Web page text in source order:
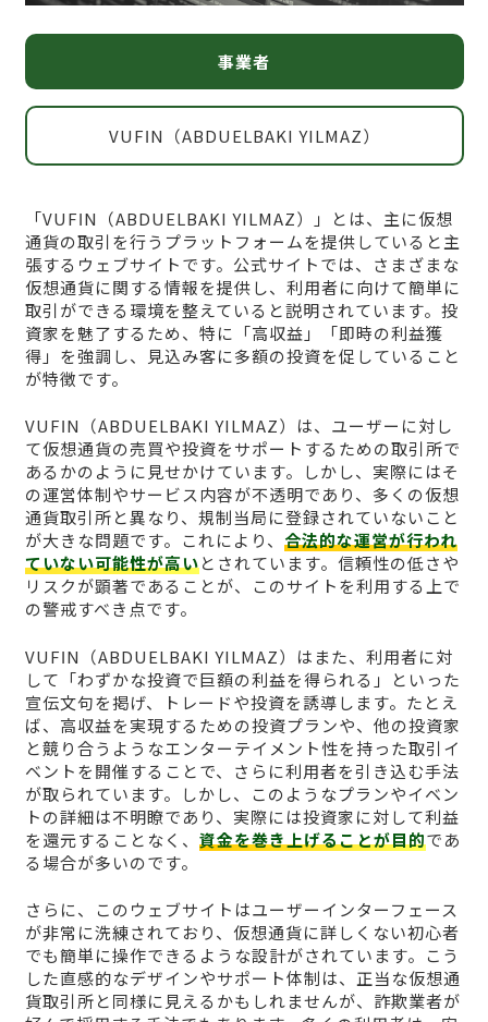
事業者
VUFΙN（ABDUELBAKI YILMAZ）
「VUFΙN（ABDUELBAKI YILMAZ）」とは、主に仮想
通貨の取引を行うプラットフォームを提供していると主
張するウェブサイトです。公式サイトでは、さまざまな
仮想通貨に関する情報を提供し、利用者に向けて簡単に
取引ができる環境を整えていると説明されています。投
資家を魅了するため、特に「高収益」「即時の利益獲
得」を強調し、見込み客に多額の投資を促していること
が特徴です。
VUFΙN（ABDUELBAKI YILMAZ）は、ユーザーに対し
て仮想通貨の売買や投資をサポートするための取引所で
あるかのように見せかけています。しかし、実際にはそ
の運営体制やサービス内容が不透明であり、多くの仮想
通貨取引所と異なり、規制当局に登録されていないこと
が大きな問題です。これにより、 合法的な運営が行われ
ていない可能性が高いとされています。信頼性の低さや
リスクが顕著であることが、このサイトを利用する上で
の警戒すべき点です。
VUFΙN（ABDUELBAKI YILMAZ）はまた、利用者に対
して「わずかな投資で巨額の利益を得られる」といった
宣伝文句を掲げ、トレードや投資を誘導します。たとえ
ば、高収益を実現するための投資プランや、他の投資家
と競り合うようなエンターテイメント性を持った取引イ
ベントを開催することで、さらに利用者を引き込む手法
が取られています。しかし、このようなプランやイベン
トの詳細は不明瞭であり、実際には投資家に対して利益
を還元することなく、 資金を巻き上げることが目的であ
る場合が多いのです。
さらに、このウェブサイトはユーザーインターフェース
が非常に洗練されており、仮想通貨に詳しくない初心者
でも簡単に操作できるような設計がされています。こう
した直感的なデザインやサポート体制は、正当な仮想通
貨取引所と同様に見えるかもしれませんが、詐欺業者が